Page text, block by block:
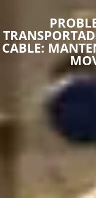
CABLE: